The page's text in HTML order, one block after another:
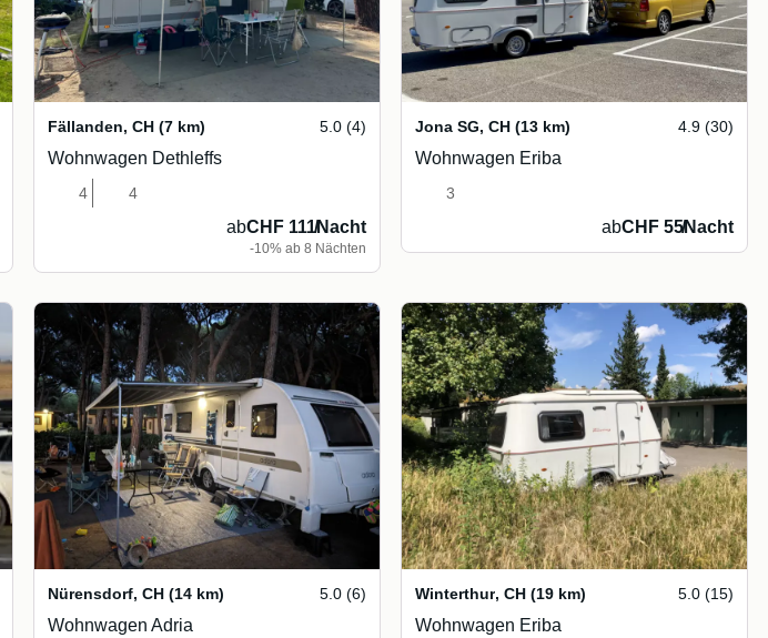
Fällanden, CH (7 km) 5.0 (4)
Wohnwagen Dethleffs
4 4
abCHF 111/Nacht
-10% ab 8 Nächten
Jona SG, CH (13 km) 4.9 (30)
Wohnwagen Eriba
3
abCHF 55/Nacht
Nürensdorf, CH (14 km) 5.0 (6)
Wohnwagen Adria
Winterthur, CH (19 km) 5.0 (15)
Wohnwagen Eriba